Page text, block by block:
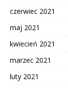
czerwiec 2021
maj 2021
kwiecień 2021
marzec 2021
luty 2021